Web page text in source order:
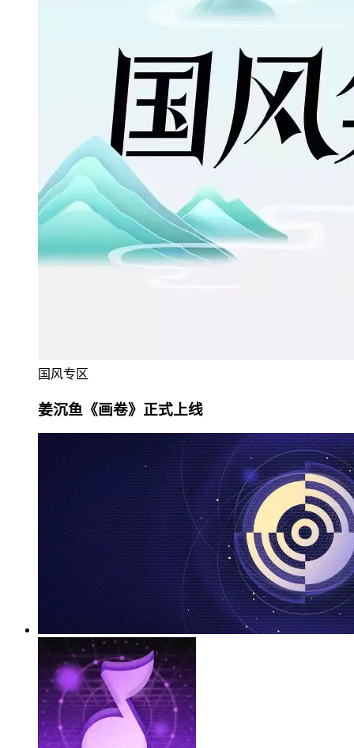
国风专区
姜沉鱼《画卷》正式上线